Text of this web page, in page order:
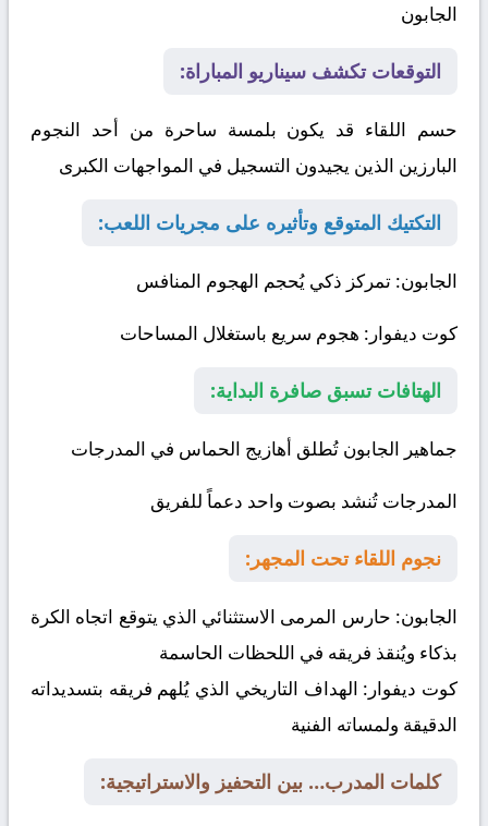
الجابون
التوقعات تكشف سيناريو المباراة:
حسم اللقاء قد يكون بلمسة ساحرة من أحد النجوم
البارزين الذين يجيدون التسجيل في المواجهات الكبرى
التكتيك المتوقع وتأثيره على مجريات اللعب:
الجابون: تمركز ذكي يُحجم الهجوم المنافس
كوت ديفوار : هجوم سريع باستغلال المساحات
الهتافات تسبق صافرة البداية:
جماهير الجابون تُطلق أهازيج الحماس في المدرجات
المدرجات تُنشد بصوت واحد دعماً للفريق
نجوم اللقاء تحت المجهر:
الجابون: حارس المرمى الاستثنائي الذي يتوقع اتجاه الكرة
بذكاء ويُنقذ فريقه في اللحظات الحاسمة
كوت ديفوار: الهداف التاريخي الذي يُلهم فريقه بتسديداته
الدقيقة ولمساته الفنية
كلمات المدرب… بين التحفيز والاستراتيجية: